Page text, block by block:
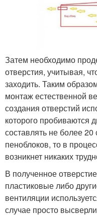
Затем необходимо
отверстия, учитывая,
заходить. Таким
монтаж естественной
создания отверстий
которого пробиваются
составлять не более
пеноблоков, то в
возникнет никаких
В полученное
пластиковые либо
вентиляции
случае просто